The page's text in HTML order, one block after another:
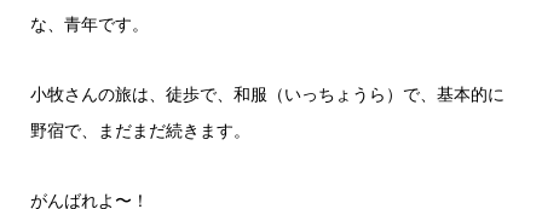
な、青年です。
小牧さんの旅は、徒歩で、和服（いっちょうら）で、基本的に
野宿で、まだまだ続きます。
がんばれよ〜！